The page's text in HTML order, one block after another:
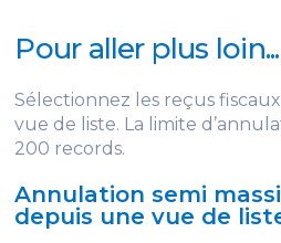
Pour aller plus loin...
Sélectionnez les reçus
vue de liste. La limite
200 records.
Annulation semi
depuis une vue de